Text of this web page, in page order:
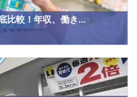
比較！年収、働き...